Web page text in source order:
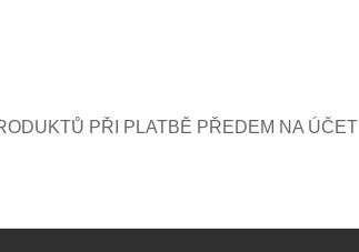
PŘI PLATBĚ PŘEDEM NA ÚČET